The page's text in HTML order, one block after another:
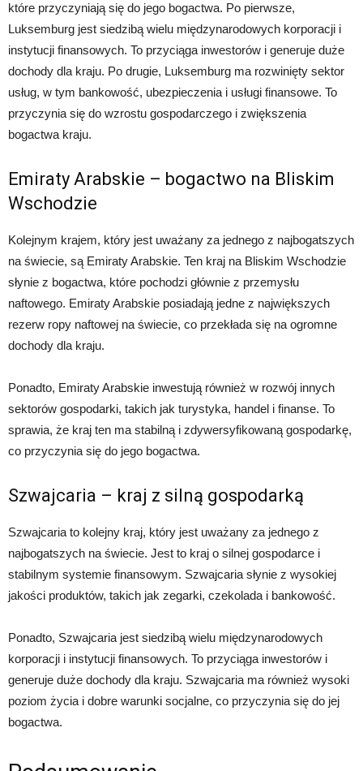
które przyczyniają się do jego bogactwa. Po pierwsze,
Luksemburg jest siedzibą wielu międzynarodowych korporacji i
instytucji finansowych. To przyciąga inwestorów i generuje duże
dochody dla kraju. Po drugie, Luksemburg ma rozwinięty sektor
usług, w tym bankowość, ubezpieczenia i usługi finansowe. To
przyczynia się do wzrostu gospodarczego i zwiększenia
bogactwa kraju.
Emiraty Arabskie – bogactwo na Bliskim
Wschodzie
Kolejnym krajem, który jest uważany za jednego z najbogatszych
na świecie, są Emiraty Arabskie. Ten kraj na Bliskim Wschodzie
słynie z bogactwa, które pochodzi głównie z przemysłu
naftowego. Emiraty Arabskie posiadają jedne z największych
rezerw ropy naftowej na świecie, co przekłada się na ogromne
dochody dla kraju.
Ponadto, Emiraty Arabskie inwestują również w rozwój innych
sektorów gospodarki, takich jak turystyka, handel i finanse. To
sprawia, że kraj ten ma stabilną i zdywersyfikowaną gospodarkę,
co przyczynia się do jego bogactwa.
Szwajcaria – kraj z silną gospodarką
Szwajcaria to kolejny kraj, który jest uważany za jednego z
najbogatszych na świecie. Jest to kraj o silnej gospodarce i
stabilnym systemie finansowym. Szwajcaria słynie z wysokiej
jakości produktów, takich jak zegarki, czekolada i bankowość.
Ponadto, Szwajcaria jest siedzibą wielu międzynarodowych
korporacji i instytucji finansowych. To przyciąga inwestorów i
generuje duże dochody dla kraju. Szwajcaria ma również wysoki
poziom życia i dobre warunki socjalne, co przyczynia się do jej
bogactwa.